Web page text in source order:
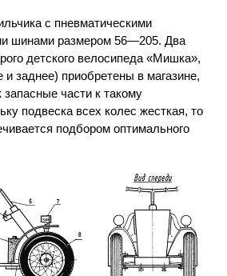
с пневматическими
шинами размером 56—205. Два
детского велосипеда «Мишка»,
заднее) приобретены в магазине,
запасные части к такому
подвеска всех колес жесткая, то
подбором оптимального